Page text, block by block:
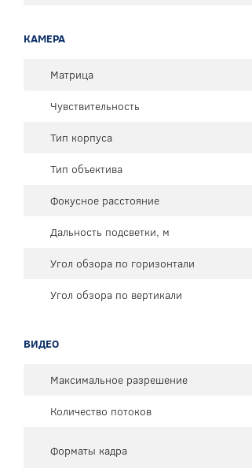
КАМЕРА
Матрица
Чувствительность
Тип корпуса
Тип объектива
Фокусное расстояние
Дальность подсветки, м
Угол обзора по горизонтали
Угол обзора по вертикали
ВИДЕО
Максимальное разрешение
Количество потоков
Форматы кадра